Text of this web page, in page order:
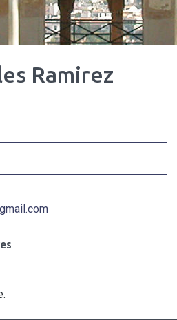
Ramirez